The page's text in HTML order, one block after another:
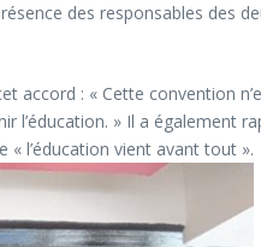
des responsables des
accord : « Cette convention
l’éducation. » Il a également
« l’éducation vient avant tout ».